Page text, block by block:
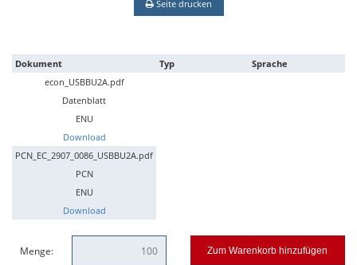
Seite drucken
Dokument Typ
Sprache
econ_USBBU2A.pdf
Datenblatt
ENU
Download
PCN_EC_2907_0086_USBBU2A.pdf
PCN
ENU
Download
Menge: Zum Warenkorb hinzufügen